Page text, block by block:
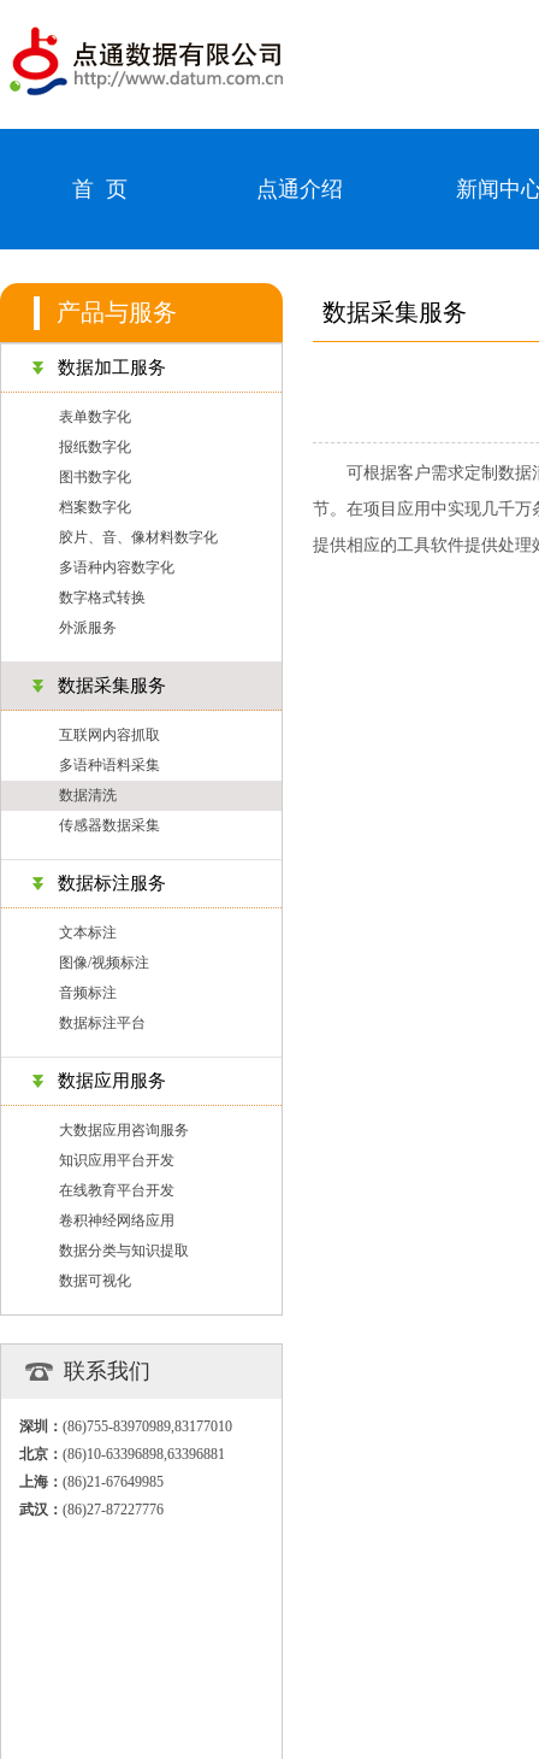
首 页 点通介绍 新闻中
产品与服务
数据加工服务
表单数字化
报纸数字化
图书数字化
档案数字化
胶片、音、像材料数字化
多语种内容数字化
数字格式转换
外派服务
数据采集服务
互联网内容抓取
多语种语料采集
数据清洗
传感器数据采集
数据标注服务
文本标注
图像/视频标注
音频标注
数据标注平台
数据应用服务
大数据应用咨询服务
知识应用平台开发
在线教育平台开发
卷积神经网络应用
数据分类与知识提取
数据可视化
联系我们
深圳： (86)755-83970989,83177010
北京： (86)10-63396898,63396881
上海： (86)21-67649985
武汉： (86)27-87227776
数据采集服务
可根据客户需求定制数据
节。在项目应用中实现几千
提供相应的工具软件提供处理